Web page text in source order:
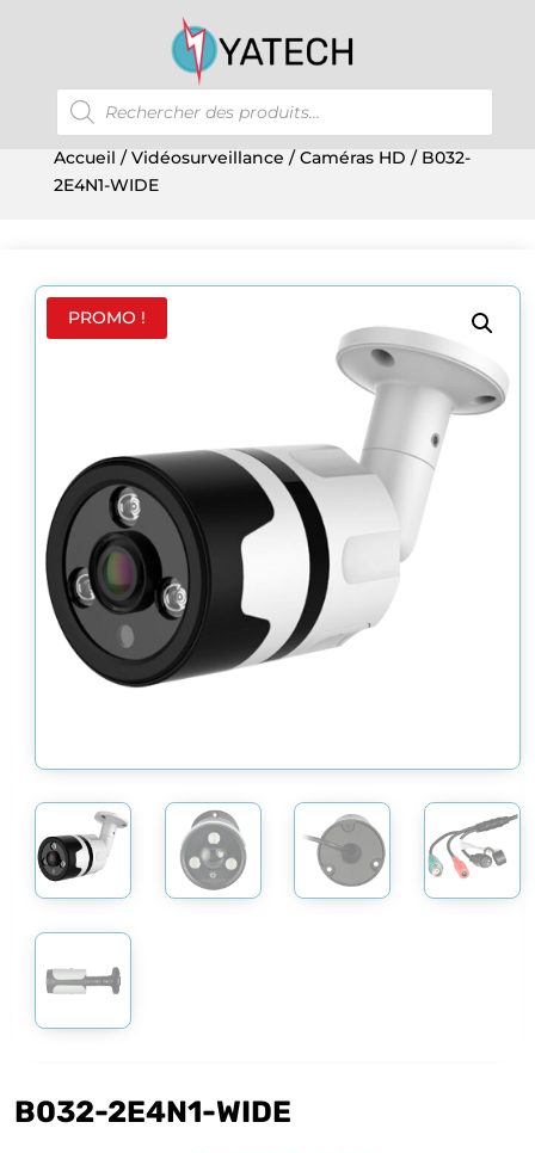
Recherche
de
produits
Accueil /Vidéosurveillance /Caméras HD / B032-
2E4N1-WIDE
PROMO !
B032-2E4N1-WIDE